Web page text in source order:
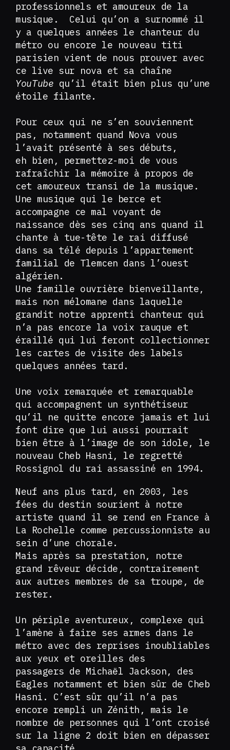
professionnels et amoureux de la
musique. Celui qu’on a surnommé il
y a quelques années le chanteur du
métro ou encore le nouveau titi
parisien vient de nous prouver avec
ce live sur nova et sa chaîne
YouTube qu’il était bien plus qu’une
étoile filante.
Pour ceux qui ne s’en souviennent
pas, notamment quand Nova vous
l’avait présenté à ses débuts,
eh bien, permettez-moi de vous
rafraîchir la mémoire à propos de
cet amoureux transi de la musique.
Une musique qui le berce et
accompagne ce mal voyant de
naissance dès ses cinq ans quand il
chante à tue-tête le rai diffusé
dans sa télé depuis l’appartement
familial de Tlemcen dans l’ouest
algérien.
Une famille ouvrière bienveillante,
mais non mélomane dans laquelle
grandit notre apprenti chanteur qui
n’a pas encore la voix rauque et
éraillé qui lui feront collectionner
les cartes de visite des labels
quelques années tard.
Une voix remarquée et remarquable
qui accompagnent un synthétiseur
qu’il ne quitte encore jamais et lui
font dire que lui aussi pourrait
bien être à l’image de son idole, le
nouveau Cheb Hasni, le regretté
Rossignol du rai assassiné en 1994.
Neuf ans plus tard, en 2003, les
fées du destin sourient à notre
artiste quand il se rend en France à
La Rochelle comme percussionniste au
sein d’une chorale.
Mais après sa prestation, notre
grand rêveur décide, contrairement
aux autres membres de sa troupe, de
rester.
Un périple aventureux, complexe qui
l’amène à faire ses armes dans le
métro avec des reprises inoubliables
aux yeux et oreilles des
passagers de Michaël Jackson, des
Eagles notamment et bien sûr de Cheb
Hasni. C’est sûr qu’il n’a pas
encore rempli un Zénith, mais le
nombre de personnes qui l’ont croisé
sur la ligne 2 doit bien en dépasser